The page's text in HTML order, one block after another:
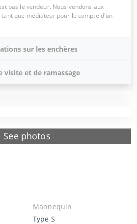
See photos
pas le vendeur. Nous vendons aux
que médiateur pour le compte d'un
sur les enchères
visite et de ramassage
Mannequin
Type S